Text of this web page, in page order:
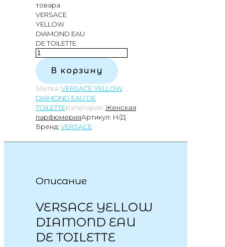
товара
VERSACE
YELLOW
DIAMOND EAU
DE TOILETTE
В корзину
Метка: VERSACE YELLOW
DIAMOND EAU DE
TOILETTEКатегория: Женская
парфюмерияАртикул: Н/Д
Бренд: VERSACE
Описание
VERSACE YELLOW
DIAMOND EAU
DE TOILETTE